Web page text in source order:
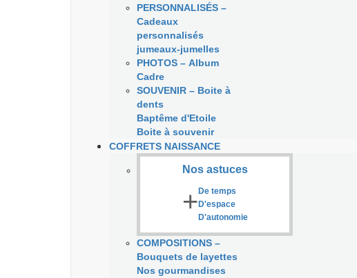
PERSONNALISÉS –
Cadeaux
personnalisés
jumeaux-jumelles
PHOTOS – Album
Cadre
SOUVENIR – Boite à
dents
Baptême d'Etoile
Boite à souvenir
COFFRETS NAISSANCE
Nos astuces
+ De temps
D'espace
D'autonomie
COMPOSITIONS –
Bouquets de layettes
Nos gourmandises